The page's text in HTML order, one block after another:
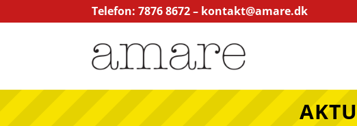
Telefon: 7876 8672 – kontakt@amare.dk